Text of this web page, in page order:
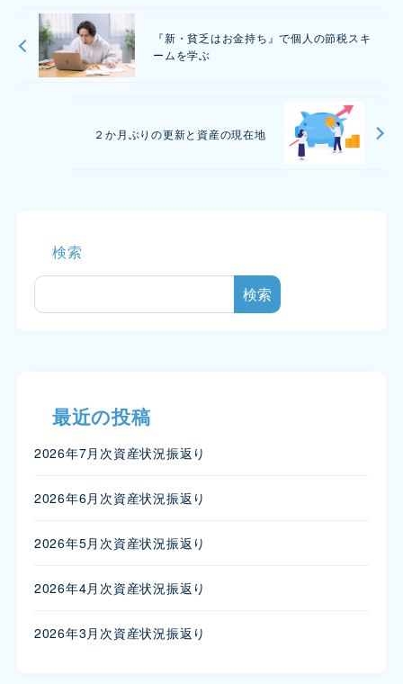
『新・貧乏はお金持ち』で個人の節税スキ
ームを学ぶ
２か月ぶりの更新と資産の現在地
検索
検索
最近の投稿
2026年7月次資産状況振返り
2026年6月次資産状況振返り
2026年5月次資産状況振返り
2026年4月次資産状況振返り
2026年3月次資産状況振返り